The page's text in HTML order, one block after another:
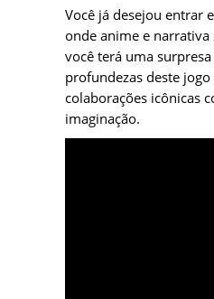
Você já desejou entrar
onde anime e
você terá uma
profundezas deste
colaborações icônicas
imaginação.